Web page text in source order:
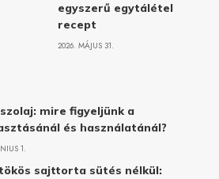
egyszerű egytálétel
recept
2026. MÁJUS 31.
mire figyeljünk a
és használatánál?
1.
sajttorta sütés nélkül: